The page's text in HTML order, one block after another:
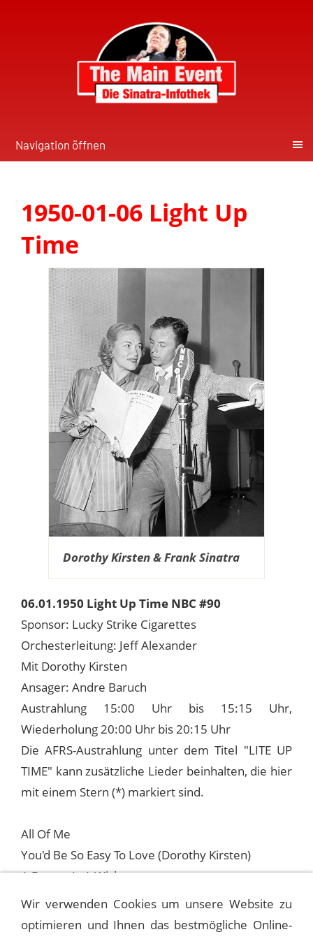
Navigation öffnen
1950-01-06 Light Up
Time
Dorothy Kirsten & Frank Sinatra
06.01.1950 Light Up Time NBC #90
Sponsor: Lucky Strike Cigarettes
Orchesterleitung: Jeff Alexander
Mit Dorothy Kirsten
Ansager: Andre Baruch
Austrahlung 15:00 Uhr bis 15:15 Uhr,
Wiederholung 20:00 Uhr bis 20:15 Uhr
Die AFRS-Austrahlung unter dem Titel "LITE UP
TIME" kann zusätzliche Lieder beinhalten, die hier
mit einem Stern (*) markiert sind.
All Of Me
You'd Be So Easy To Love (Dorothy Kirsten)
A Dream Is A Wish
Dancing In The Dark (mit Dorothy Kirsten)
Wir verwenden Cookies um unsere Website zu
optimieren und Ihnen das bestmögliche Online-